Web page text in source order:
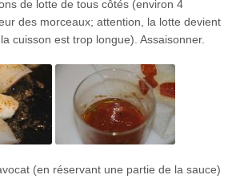
de lotte de tous côtés (environ 4
des morceaux; attention, la lotte devient
cuisson est trop longue). Assaisonner.
(en réservant une partie de la sauce)